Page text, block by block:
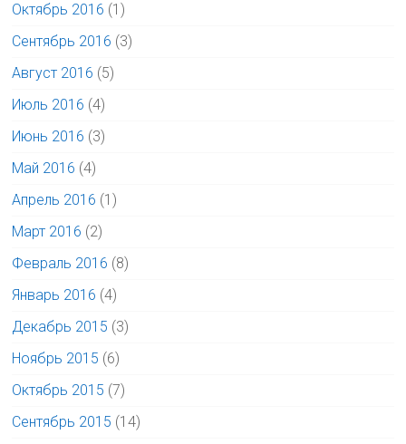
Октябрь 2016 (1)
Сентябрь 2016 (3)
Август 2016 (5)
Июль 2016 (4)
Июнь 2016 (3)
Май 2016 (4)
Апрель 2016 (1)
Март 2016 (2)
Февраль 2016 (8)
Январь 2016 (4)
Декабрь 2015 (3)
Ноябрь 2015 (6)
Октябрь 2015 (7)
Сентябрь 2015 (14)